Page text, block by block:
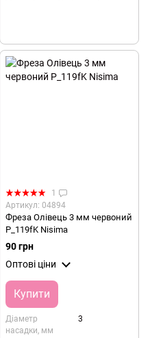
1
Артикул: 04894
Фреза Олівець 3 мм червоний
P_119fK Nisima
90 грн
Оптові ціни
Купити
Діаметр
насадки, мм
3